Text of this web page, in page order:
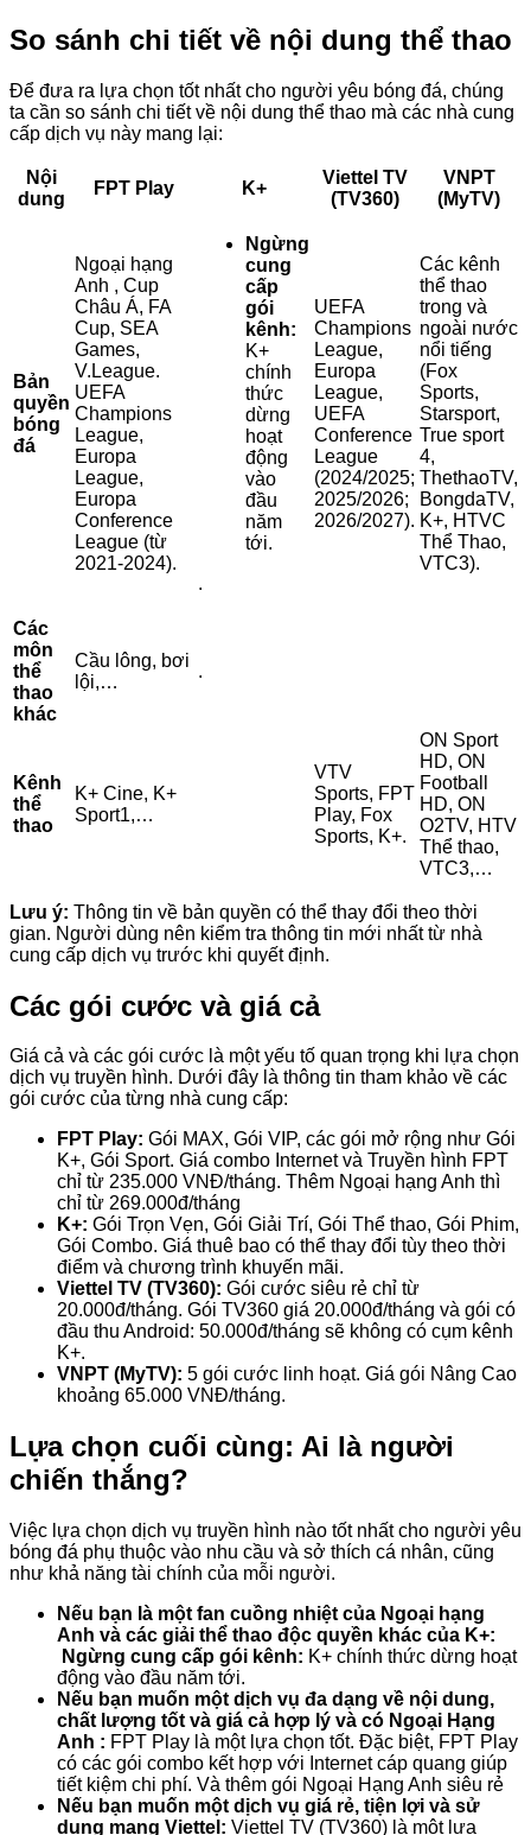
So sánh chi tiết về nội dung thể thao
Để đưa ra lựa chọn tốt nhất cho người yêu bóng đá, chúng
ta cần so sánh chi tiết về nội dung thể thao mà các nhà cung
cấp dịch vụ này mang lại:
Nội
dung
FPT Play K+
Viettel TV
(TV360)
VNPT
(MyTV)
Bản
quyền
bóng
đá
Ngoại hạng
Anh , Cup
Châu Á, FA
Cup, SEA
Games,
V.League.
UEFA
Champions
League,
Europa
League,
Europa
Conference
League (từ
2021-2024).
Ngừng
cung
cấp
gói
kênh:
K+
chính
thức
dừng
hoạt
động
vào
đầu
năm
tới.
.
UEFA
Champions
League,
Europa
League,
UEFA
Conference
League
(2024/2025;
2025/2026;
2026/2027).
Các kênh
thể thao
trong và
ngoài nước
nổi tiếng
(Fox
Sports,
Starsport,
True sport
4,
ThethaoTV,
BongdaTV,
K+, HTVC
Thể Thao,
VTC3).
Các
môn
thể
thao
khác
Cầu lông, bơi
lội,…
.
Kênh
thể
thao
K+ Cine, K+
Sport1,…
VTV
Sports, FPT
Play, Fox
Sports, K+.
ON Sport
HD, ON
Football
HD, ON
O2TV, HTV
Thể thao,
VTC3,…
Lưu ý: Thông tin về bản quyền có thể thay đổi theo thời
gian. Người dùng nên kiểm tra thông tin mới nhất từ nhà
cung cấp dịch vụ trước khi quyết định.
Các gói cước và giá cả
Giá cả và các gói cước là một yếu tố quan trọng khi lựa chọn
dịch vụ truyền hình. Dưới đây là thông tin tham khảo về các
gói cước của từng nhà cung cấp:
FPT Play: Gói MAX, Gói VIP, các gói mở rộng như Gói
K+, Gói Sport. Giá combo Internet và Truyền hình FPT
chỉ từ 235.000 VNĐ/tháng. Thêm Ngoại hạng Anh thì
chỉ từ 269.000đ/tháng
K+: Gói Trọn Vẹn, Gói Giải Trí, Gói Thể thao, Gói Phim,
Gói Combo. Giá thuê bao có thể thay đổi tùy theo thời
điểm và chương trình khuyến mãi.
Viettel TV (TV360): Gói cước siêu rẻ chỉ từ
20.000đ/tháng. Gói TV360 giá 20.000đ/tháng và gói có
đầu thu Android: 50.000đ/tháng sẽ không có cụm kênh
K+.
VNPT (MyTV): 5 gói cước linh hoạt. Giá gói Nâng Cao
khoảng 65.000 VNĐ/tháng.
Lựa chọn cuối cùng: Ai là người
chiến thắng?
Việc lựa chọn dịch vụ truyền hình nào tốt nhất cho người yêu
bóng đá phụ thuộc vào nhu cầu và sở thích cá nhân, cũng
như khả năng tài chính của mỗi người.
Nếu bạn là một fan cuồng nhiệt của Ngoại hạng
Anh và các giải thể thao độc quyền khác của K+:
Ngừng cung cấp gói kênh: K+ chính thức dừng hoạt
động vào đầu năm tới.
Nếu bạn muốn một dịch vụ đa dạng về nội dung,
chất lượng tốt và giá cả hợp lý và có Ngoại Hạng
Anh : FPT Play là một lựa chọn tốt. Đặc biệt, FPT Play
có các gói combo kết hợp với Internet cáp quang giúp
tiết kiệm chi phí. Và thêm gói Ngoại Hạng Anh siêu rẻ
Nếu bạn muốn một dịch vụ giá rẻ, tiện lợi và sử
dụng mạng Viettel: Viettel TV (TV360) là một lựa